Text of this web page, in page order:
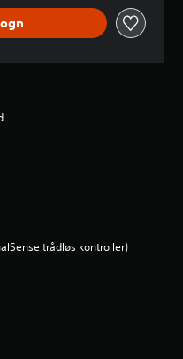
trådløs kontroller)